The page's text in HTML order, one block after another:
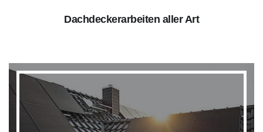
Dachdeckerarbeiten aller Art